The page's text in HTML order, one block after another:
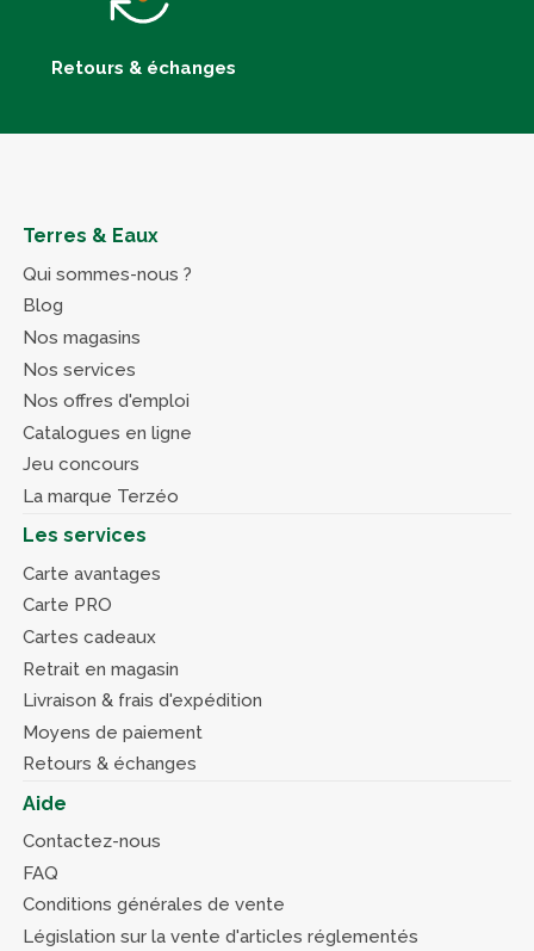
Retours & échanges
Terres & Eaux
Qui sommes-nous ?
Blog
Nos magasins
Nos services
Nos offres d'emploi
Catalogues en ligne
Jeu concours
La marque Terzéo
Les services
Carte avantages
Carte PRO
Cartes cadeaux
Retrait en magasin
Livraison & frais d'expédition
Moyens de paiement
Retours & échanges
Aide
Contactez-nous
FAQ
Conditions générales de vente
Législation sur la vente d'articles réglementés